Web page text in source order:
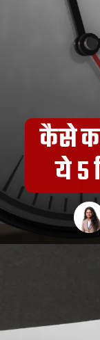
कैसे
ये 5